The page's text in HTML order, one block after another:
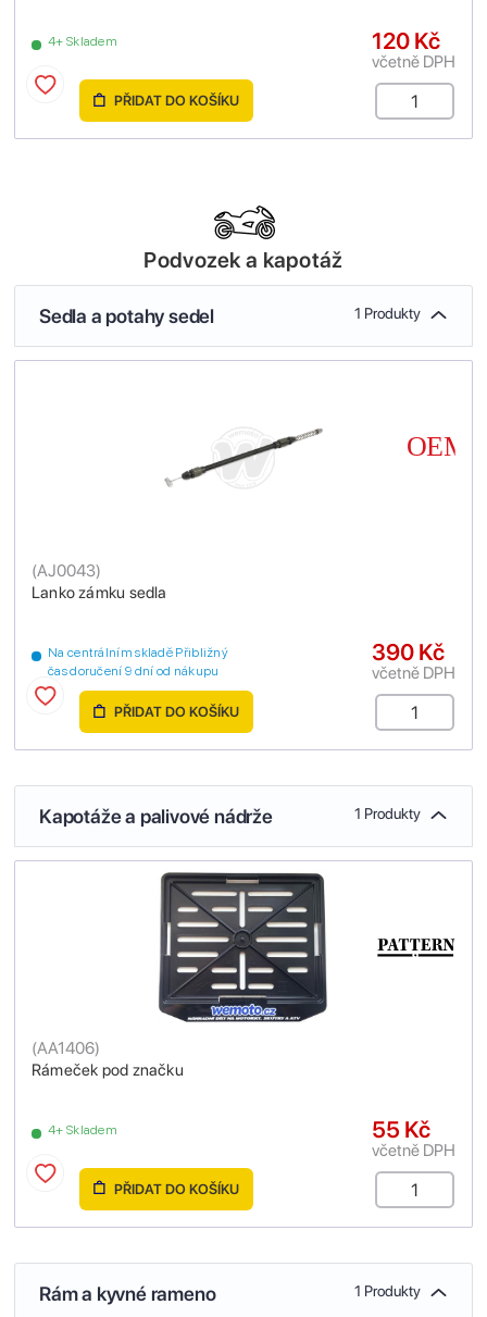
4+ Skladem 120 Kč
včetně DPH
PŘIDAT DO KOŠÍKU
Podvozek a kapotáž
Sedla a potahy sedel 1 Produkty
Lanko zámku sedla
(AJ0043)
Na centrálním skladě Přibližný
čas doručení 9 dní od nákupu
390 Kč
včetně DPH
PŘIDAT DO KOŠÍKU
Kapotáže a palivové nádrže 1 Produkty
Rámeček pod značku
(AA1406)
4+ Skladem 55 Kč
včetně DPH
PŘIDAT DO KOŠÍKU
Rám a kyvné rameno 1 Produkty